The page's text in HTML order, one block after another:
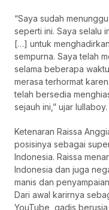
“Saya sudah
seperti ini. Saya selalu
[…] untuk
sempurna. Saya telah
selama beberapa
merasa terhormat
telah bersedia
sejauh ini,” ujar lullaboy.
Ketenaran Raissa
posisinya sebagai
Indonesia. Raissa
Indonesia dan juga
manis dan
Dari awal karirnya
YouTube, gadis